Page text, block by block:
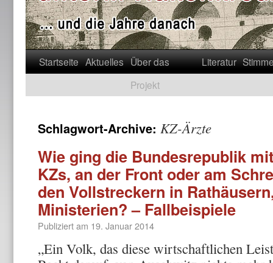
Startseite Aktuelles Über das
Projekt
Literatur
Schlagwort-Archive: KZ-Ärzte
Wie ging die Bundesrepublik
KZs, an der Front oder am
den Vollstreckern in
Ministerien? – Fallbeispiele
Publiziert am 19. Januar 2014
„Ein Volk, das diese wirtschaftlichen